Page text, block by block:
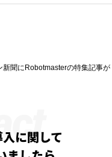
新聞にRobotmasterの特集記事が
に関して